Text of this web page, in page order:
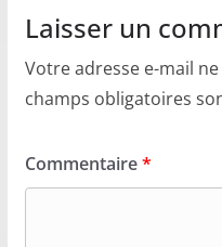
Laisser un
Votre adresse e-mail
champs obligatoires
Commentaire*